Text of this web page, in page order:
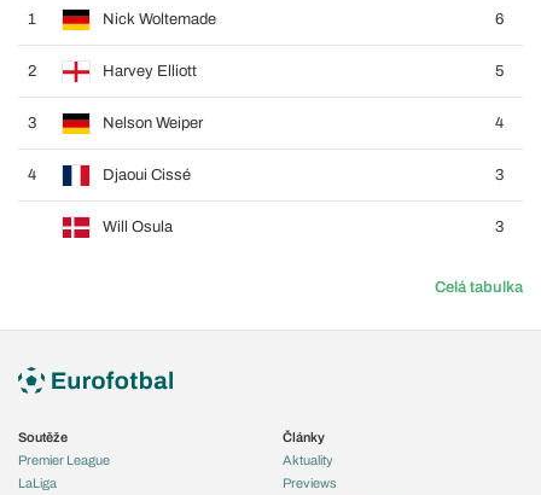
1 Nick Woltemade 6
2 Harvey Elliott 5
3 Nelson Weiper 4
4 Djaoui Cissé 3
Will Osula 3
Celá tabulka
Soutěže
Premier League
LaLiga
Články
Aktuality
Previews